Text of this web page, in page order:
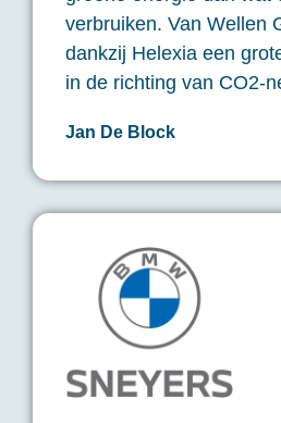
verbruiken. Van Wellen
dankzij Helexia een
in de richting van CO2-
Jan De Block